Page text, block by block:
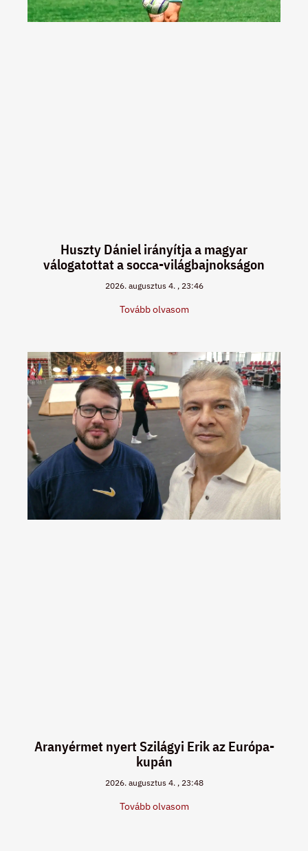
Huszty Dániel irányítja a magyar
válogatottat a socca-világbajnokságon
2026. augusztus 4. 23:46
Tovább olvasom
Aranyérmet nyert Szilágyi Erik az Európa-
kupán
2026. augusztus 4. 23:48
Tovább olvasom